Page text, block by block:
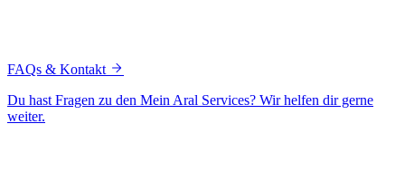
FAQs & Kontakt
Du hast Fragen zu den Mein Aral Services? Wir helfen dir gerne
weiter.